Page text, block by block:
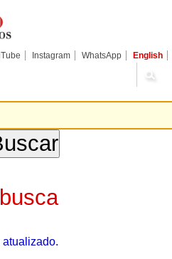
Instagram WhatsApp English